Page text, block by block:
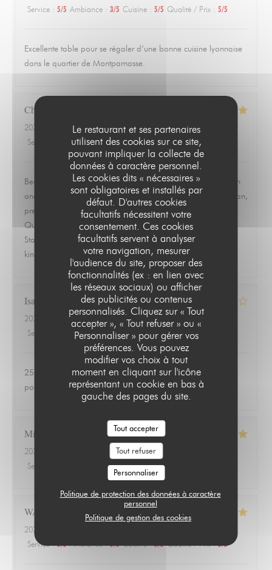
Le restaurant et ses partenaires
utilisent des cookies sur ce site,
pouvant impliquer la collecte de
données à caractère personnel.
Les cookies dits « nécessaires »
sont obligatoires et installés par
défaut. D'autres cookies
facultatifs nécessitent votre
consentement. Ces cookies
facultatifs servent à analyser
votre navigation, mesurer
l'audience du site, proposer des
fonctionnalités (ex : en lien avec
les réseaux sociaux) ou afficher
des publicités ou contenus
personnalisés. Cliquez sur « Tout
accepter », « Tout refuser » ou «
Personnaliser » pour gérer vos
préférences. Vous pouvez
modifier vos choix à tout
moment en cliquant sur l'icône
représentant un cookie en bas à
gauche des pages du site.
Tout accepter
Tout refuser
Personnaliser
Politique de protection des données à caractère
personnel
Politique de gestion des cookies
Service : 5/5 Ambiance : 3/5 Cuisine : 5/5 Qualité / Prix : 5/5
Excellente table pour se régaler d’une bonne cuisine lyonnaise
dans le quartier de Montparnasse.
Christopher
2026-06-19
- 19:30 - Couverts 2
Service
Ambiance : 5/5 Cuisine: 5/5 Qualité / Prix
Best meal we had in Paris. Ordered the ravioles de Saint Jean
and the quenelle de brochet and both were exceptional. Clean,
precise, and full of flavor without trying to overwork the dish.
Quiet, quaint room that feels tucked away from everything.
Staff was warm, attentive, and never overbearing. This is the
kind of place you remember and go back to.
Isabelle
2026-06-24
- 20:00 - Couverts 3
Service
Ambiance: 1/5 Cuisine: 1/5 Qualité / Prix
25 euros une salade de tomates avec 3 petits morceaux de
poulet 😱
Michael
2026-06-18
- 20:00 - Couverts 3
Service
4/5 Cuisine: 5/5
WALTER
2026-06-18
Service: 5/5 Ambiance: 5/5 Cuisine: 5/5 Qualité / Prix: 5/5